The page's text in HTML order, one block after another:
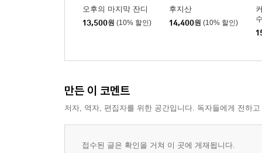
오후의 마지막 잔디
13,500원 (10% 할인)
후지산
14,400원 (10% 할인)
만든 이 코멘트
저자, 역자, 편집자를 위한 공간입니다. 독자들에게 전하
접수된 글은 확인을 거쳐 이 곳에 게재됩니다.